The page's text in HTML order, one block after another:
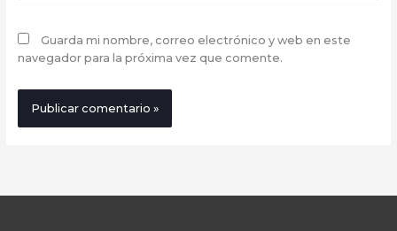
Guarda mi nombre, correo electrónico y web en este
navegador para la próxima vez que comente.